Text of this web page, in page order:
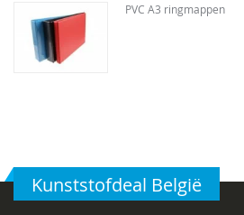
PVC A3 ringmappen
Kunststofdeal België